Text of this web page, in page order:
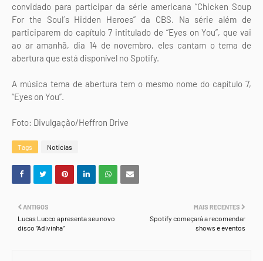
convidado para participar da série americana “Chicken Soup
For the Soul´s Hidden Heroes” da CBS. Na série além de
participarem do capítulo 7 intitulado de “Eyes on You”, que vai
ao ar amanhã, dia 14 de novembro, eles cantam o tema de
abertura que está disponível no Spotify.
A música tema de abertura tem o mesmo nome do capítulo 7,
“Eyes on You”.
Foto: Divulgação/Heffron Drive
Tags Notícias
MAIS RECENTES
Spotify começará a recomendar
shows e eventos
ANTIGOS
Lucas Lucco apresenta seu novo
disco “Adivinha”